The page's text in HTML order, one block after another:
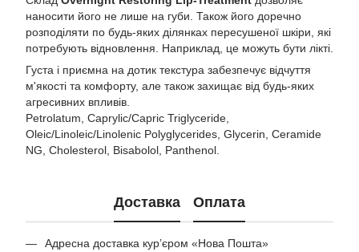
наносити його не лише на губи. Також його доречно
розподіляти по будь-яких ділянках пересушеної шкіри, які
потребують відновлення. Наприклад, це можуть бути лікті.
Густа і приємна на дотик текстура забезпечує відчуття
м'якості та комфорту, але також захищає від будь-яких
агресивних впливів.
Petrolatum, Caprylic/Capric Triglyceride,
Oleic/Linoleic/Linolenic Polyglycerides, Glycerin, Ceramide
NG, Cholesterol, Bisabolol, Panthenol.
Доставка Оплата
Адресна доставка кур’єром «Нова Пошта»